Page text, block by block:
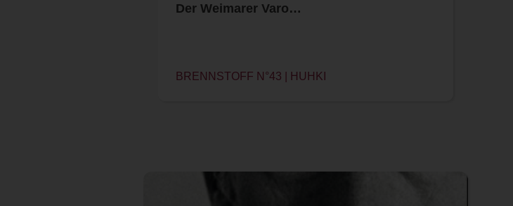
Der Weimarer Varo…
BRENNSTOFF N°43 | HUHKI